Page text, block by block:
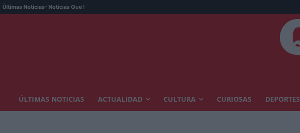
Últimas Noticias- Noticias Que!:
ÚLTIMAS NOTICIAS ACTUALIDAD CULTURA CURIOSAS DEPORTES